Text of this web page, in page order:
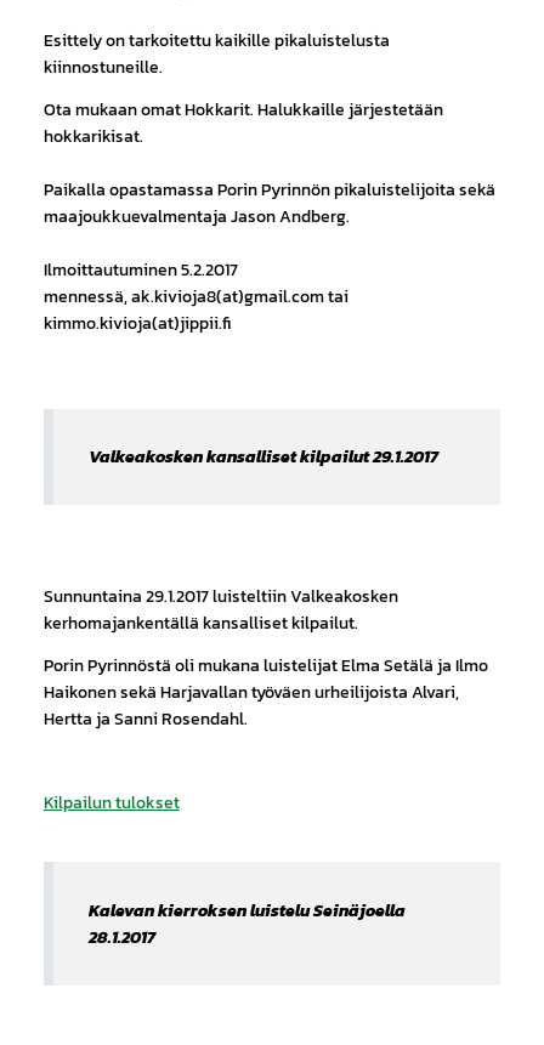
Esittely on tarkoitettu kaikille pikaluistelusta
kiinnostuneille.
Ota mukaan omat Hokkarit. Halukkaille järjestetään
hokkarikisat.
Paikalla opastamassa Porin Pyrinnön pikaluistelijoita sekä
maajoukkuevalmentaja Jason Andberg.
Ilmoittautuminen 5.2.2017
mennessä, ak.kivioja8(at)gmail.com tai
kimmo.kivioja(at)jippii.fi
Valkeakosken kansalliset kilpailut 29.1.2017
Sunnuntaina 29.1.2017 luisteltiin Valkeakosken
kerhomajankentällä kansalliset kilpailut.
Porin Pyrinnöstä oli mukana luistelijat Elma Setälä ja Ilmo
Haikonen sekä Harjavallan työväen urheilijoista Alvari,
Hertta ja Sanni Rosendahl.
Kilpailun tulokset
Kalevan kierroksen luistelu Seinäjoella
28.1.2017